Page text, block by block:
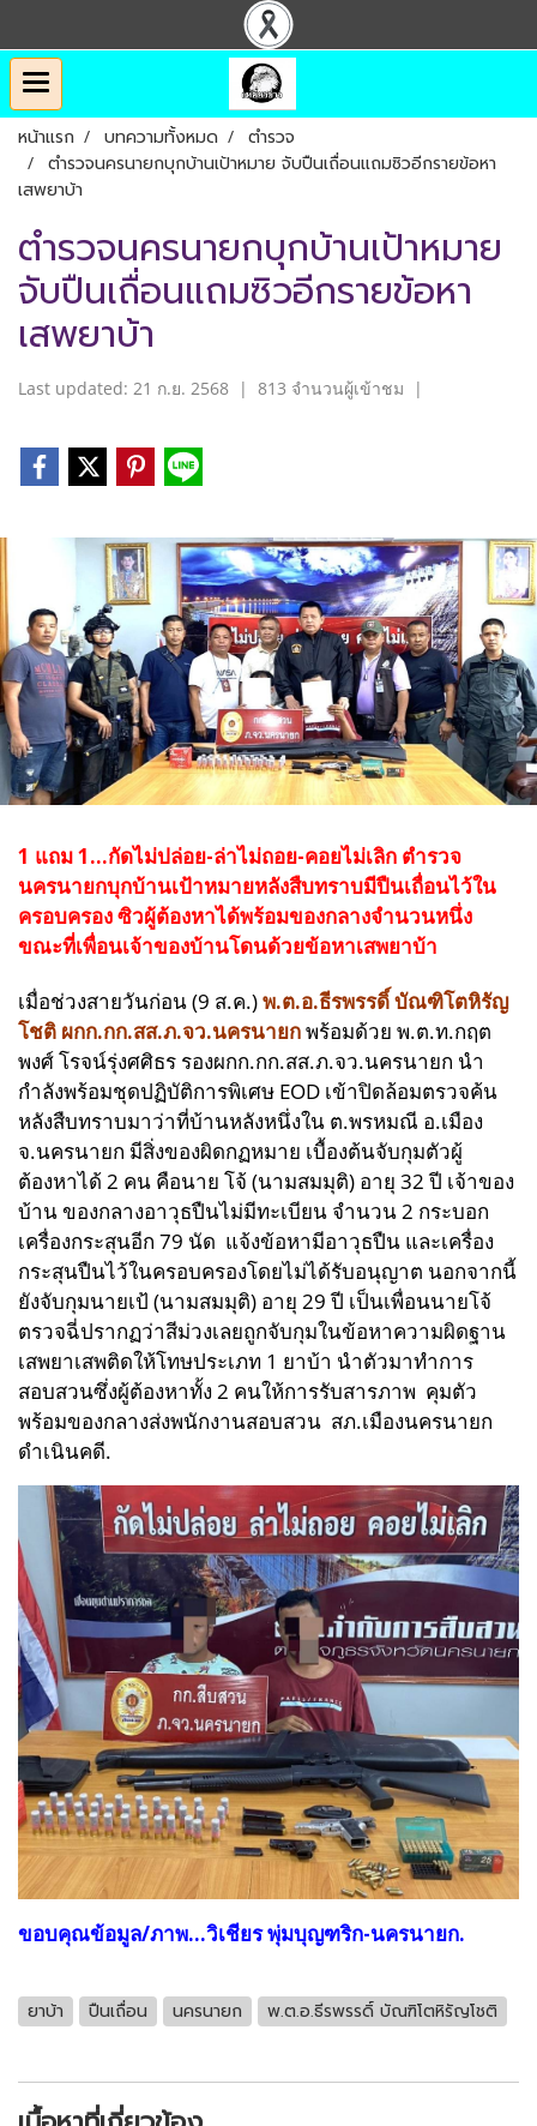
หน้าแรก บทความทั้งหมด
ตำรวจ
ตำรวจนครนายกบุกบ้านเป้าหมาย จับปืนเถื่อนแถมซิวอีกรายข้อหา
เสพยาบ้า
ตำรวจนครนายกบุกบ้านเป้าหมาย
จับปืนเถื่อนแถมซิวอีกรายข้อหา
เสพยาบ้า
Last updated: 21 ก.ย. 2568 | 813 จำนวนผู้เข้าชม |
1 แถม 1...กัดไม่ปล่อย-ล่าไม่ถอย-คอยไม่เลิก ตำรวจ
นครนายกบุกบ้านเป้าหมายหลังสืบทราบมีปืนเถื่อนไว้ใน
ครอบครอง ซิวผู้ต้องหาได้พร้อมของกลางจำนวนหนึ่ง
ขณะที่เพื่อนเจ้าของบ้านโดนด้วยข้อหาเสพยาบ้า
เมื่อช่วงสายวันก่อน (9 ส.ค.)พ.ต.อ.ธีรพรรดิ์ บัณฑิโตหิรัญ
โชติ ผกก.กก.สส.ภ.จว.นครนายกพร้อมด้วย พ.ต.ท.กฤต
พงศ์ โรจน์รุ่งศศิธร รองผกก.กก.สส.ภ.จว.นครนายก นำ
กำลังพร้อมชุดปฏิบัติการพิเศษ EOD เข้าปิดล้อมตรวจค้น
หลังสืบทราบมาว่าที่บ้านหลังหนึ่งใน ต.พรหมณี อ.เมือง
จ.นครนายก มีสิ่งของผิดกฏหมาย เบื้องต้นจับกุมตัวผู้
ต้องหาได้ 2 คน คือนาย โจ้ (นามสมมุติ) อายุ 32 ปี เจ้าของ
บ้าน ของกลางอาวุธปืนไม่มีทะเบียน จำนวน 2 กระบอก
เครื่องกระสุนอีก 79 นัด แจ้งข้อหามีอาวุธปืน และเครื่อง
กระสุนปืนไว้ในครอบครองโดยไม่ได้รับอนุญาต นอกจากนี้
ยังจับกุมนายเป้ (นามสมมุติ) อายุ 29 ปี เป็นเพื่อนนายโจ้
ตรวจฉี่ปรากฏว่าสีม่วงเลยถูกจับกุมในข้อหาความผิดฐาน
เสพยาเสพติดให้โทษประเภท 1 ยาบ้า นำตัวมาทำการ
สอบสวนซึ่งผู้ต้องหาทั้ง 2 คนให้การรับสารภาพ คุมตัว
พร้อมของกลางส่งพนักงานสอบสวน สภ.เมืองนครนายก
ดำเนินคดี.
ขอบคุณข้อมูล/ภาพ...วิเชียร พุ่มบุญฑริก-นครนายก.
ยาบ้า ปืนเถื่อน นครนายก พ.ต.อ.ธีรพรรดิ์ บัณฑิโตหิรัญโชติ